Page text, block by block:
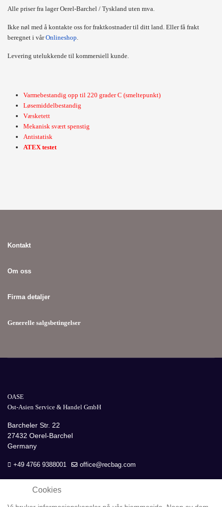
Alle priser fra lager Oerel-Barchel / Tyskland uten mva.
Ikke nøl med å kontakte oss for fraktkostnader til ditt land. Eller få frakt
beregnet i vårOnlineshop.
Levering utelukkende til kommersiell kunde.
Varmebestandig opp til 220 grader C (smeltepunkt)
Løsemiddelbestandig
Væsketett
Mekanisk svært spenstig
Antistatisk
ATEX testet
Kontakt
Om oss
Firma detaljer
Generelle salgsbetingelser
OASE
Ost-Asien Service & Handel GmbH
Barcheler Str. 22
27432 Oerel-Barchel
Germany
+49 4766 9388001 office@recbag.com
Cookies